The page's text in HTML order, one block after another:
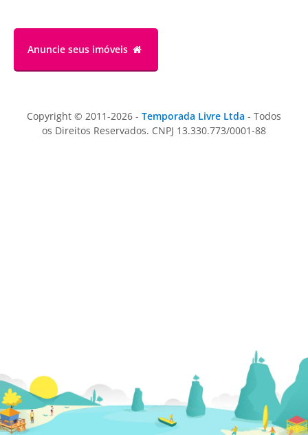
Anuncie seus imóveis
Copyright © 2011-2026 - Temporada Livre Ltda - Todos
os Direitos Reservados. CNPJ 13.330.773/0001-88